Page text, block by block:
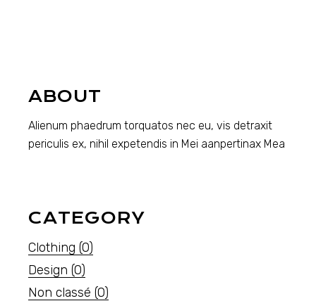
ABOUT
Alienum phaedrum torquatos nec eu, vis detraxit
periculis ex, nihil expetendis in Mei aanpertinax Mea
CATEGORY
Clothing (0)
Design (0)
Non classé (0)